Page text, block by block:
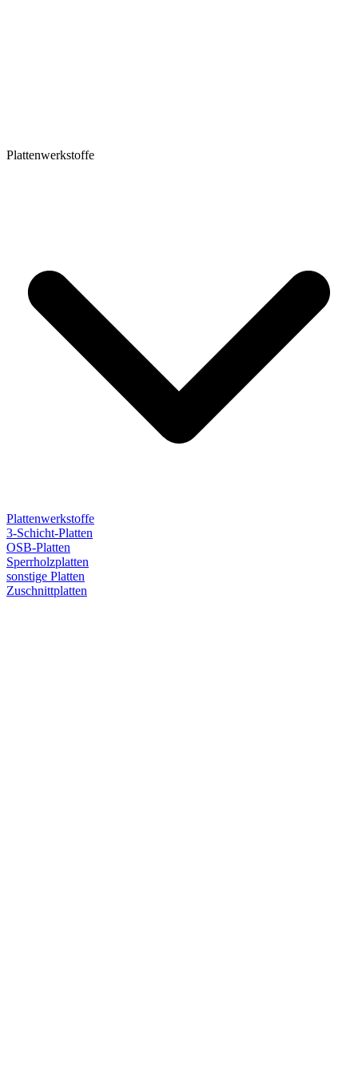
Plattenwerkstoffe
Plattenwerkstoffe
3-Schicht-Platten
OSB-Platten
Sperrholzplatten
sonstige Platten
Zuschnittplatten